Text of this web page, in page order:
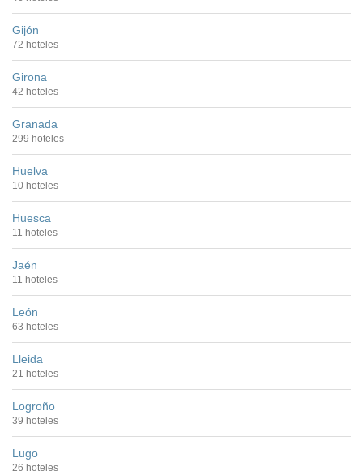
Gijón
72 hoteles
Girona
42 hoteles
Granada
299 hoteles
Huelva
10 hoteles
Huesca
11 hoteles
Jaén
11 hoteles
León
63 hoteles
Lleida
21 hoteles
Logroño
39 hoteles
Lugo
26 hoteles